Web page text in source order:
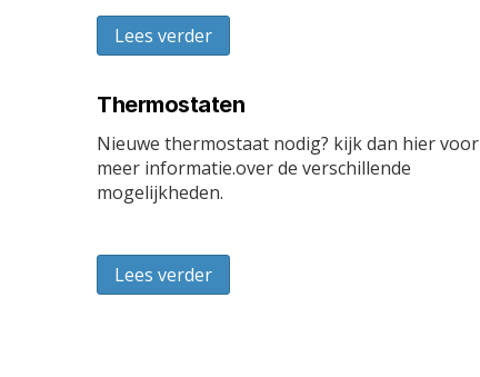
Lees verder
Thermostaten
Nieuwe thermostaat nodig? kijk dan hier voor
meer informatie.over de verschillende
mogelijkheden.
Lees verder